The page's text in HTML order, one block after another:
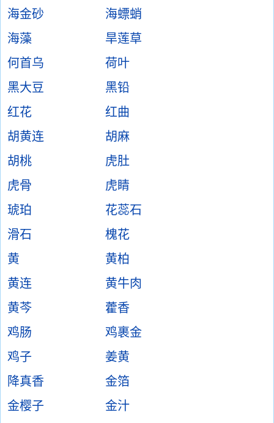
海金砂
海螵蛸
海藻
旱莲草
何首乌
荷叶
黑大豆
黑铅
红花
红曲
胡黄连
胡麻
胡桃
虎肚
虎骨
虎睛
琥珀
花蕊石
滑石
槐花
黄
黄柏
黄连
黄牛肉
黄芩
藿香
鸡肠
鸡裹金
鸡子
姜黄
降真香
金箔
金樱子
金汁